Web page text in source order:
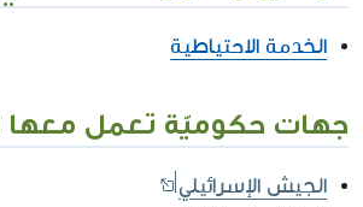
الخدمة الاحتياطية
جهات حكوميّة تعمل معها
الجيش الإسرائيلي